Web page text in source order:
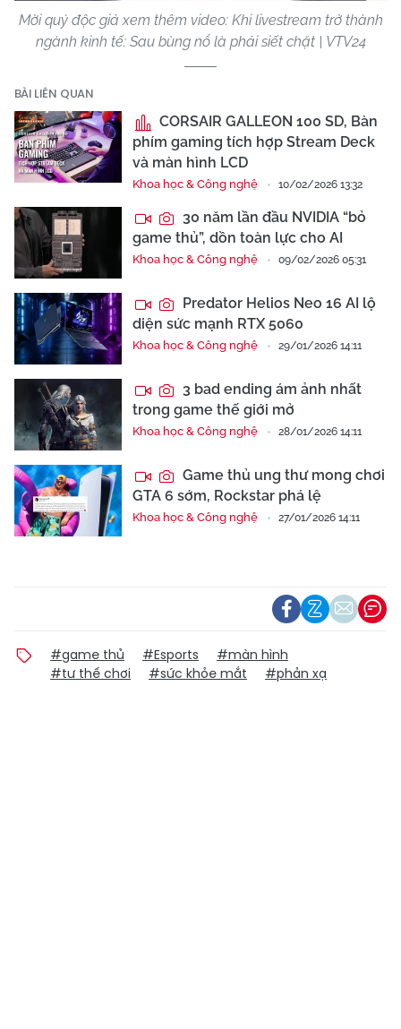
Mời quý độc giả xem thêm video: Khi livestream trở thành
ngành kinh tế: Sau bùng nổ là phải siết chặt | VTV24
BÀI LIÊN QUAN
CORSAIR GALLEON 100 SD, Bàn
phím gaming tích hợp Stream Deck
và màn hình LCD
Khoa học & Công nghệ 10/02/2026 13:32
30 năm lần đầu NVIDIA “bỏ
game thủ”, dồn toàn lực cho AI
Khoa học & Công nghệ 09/02/2026 05:31
Predator Helios Neo 16 AI lộ
diện sức mạnh RTX 5060
Khoa học & Công nghệ 29/01/2026 14:11
3 bad ending ám ảnh nhất
trong game thế giới mở
Khoa học & Công nghệ 28/01/2026 14:11
Game thủ ung thư mong chơi
GTA 6 sớm, Rockstar phá lệ
Khoa học & Công nghệ 27/01/2026 14:11
#game thủ #Esports
#màn hình
#tư thế chơi
#sức khỏe mắt #phản xạ